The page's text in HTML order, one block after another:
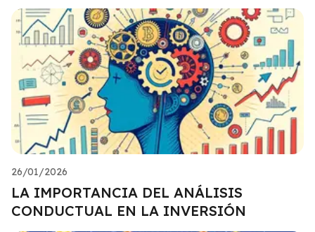
26/01/2026
LA IMPORTANCIA DEL ANÁLISIS
CONDUCTUAL EN LA INVERSIÓN